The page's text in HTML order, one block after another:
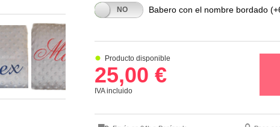
NO Babero con el nombre bordado
Producto disponible
25,00 €
IVA incluido